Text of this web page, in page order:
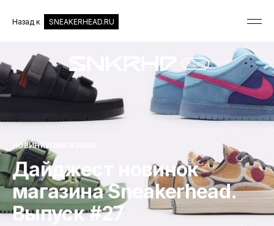
Назад к SNEAKERHEAD.RU
НОВИНКИ МАГАЗИНА
Дайджест новинок
магазина Sneakerhead.
Выпуск #27